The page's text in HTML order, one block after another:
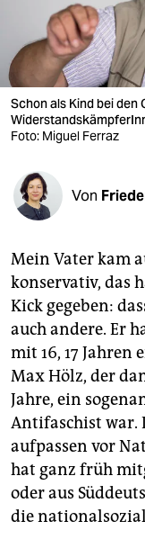
wahrheit
verlag
verlag
veranstaltungen
fragen & hilfe
abo
genossenschaft
epaper login
Schon als Kind bei den
Foto: Miguel Ferraz
Von
Mein Vater kam
konservativ, das
Kick gegeben:
auch andere. Er
mit 16, 17
Max Hölz, der
Jahre, ein
Antifaschist war.
aufpassen vor
hat ganz früh
oder aus
die